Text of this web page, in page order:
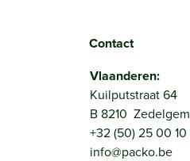
Contact
Vlaanderen:
Kuilputstraat 64
B 8210 Zedelgem
+32 (50) 25 00 10
info@packo.be